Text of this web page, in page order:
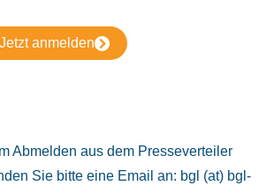
Jetzt anmelden
Abmelden aus dem Presseverteiler
Sie bitte eine Email an: bgl (at) bgl-